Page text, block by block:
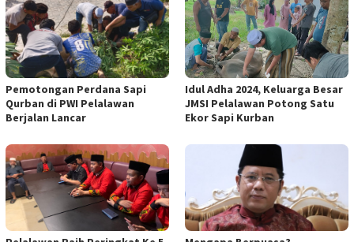
Pemotongan Perdana Sapi
Qurban di PWI Pelalawan
Berjalan Lancar
Idul Adha 2024, Keluarga Besar
JMSI Pelalawan Potong Satu
Ekor Sapi Kurban